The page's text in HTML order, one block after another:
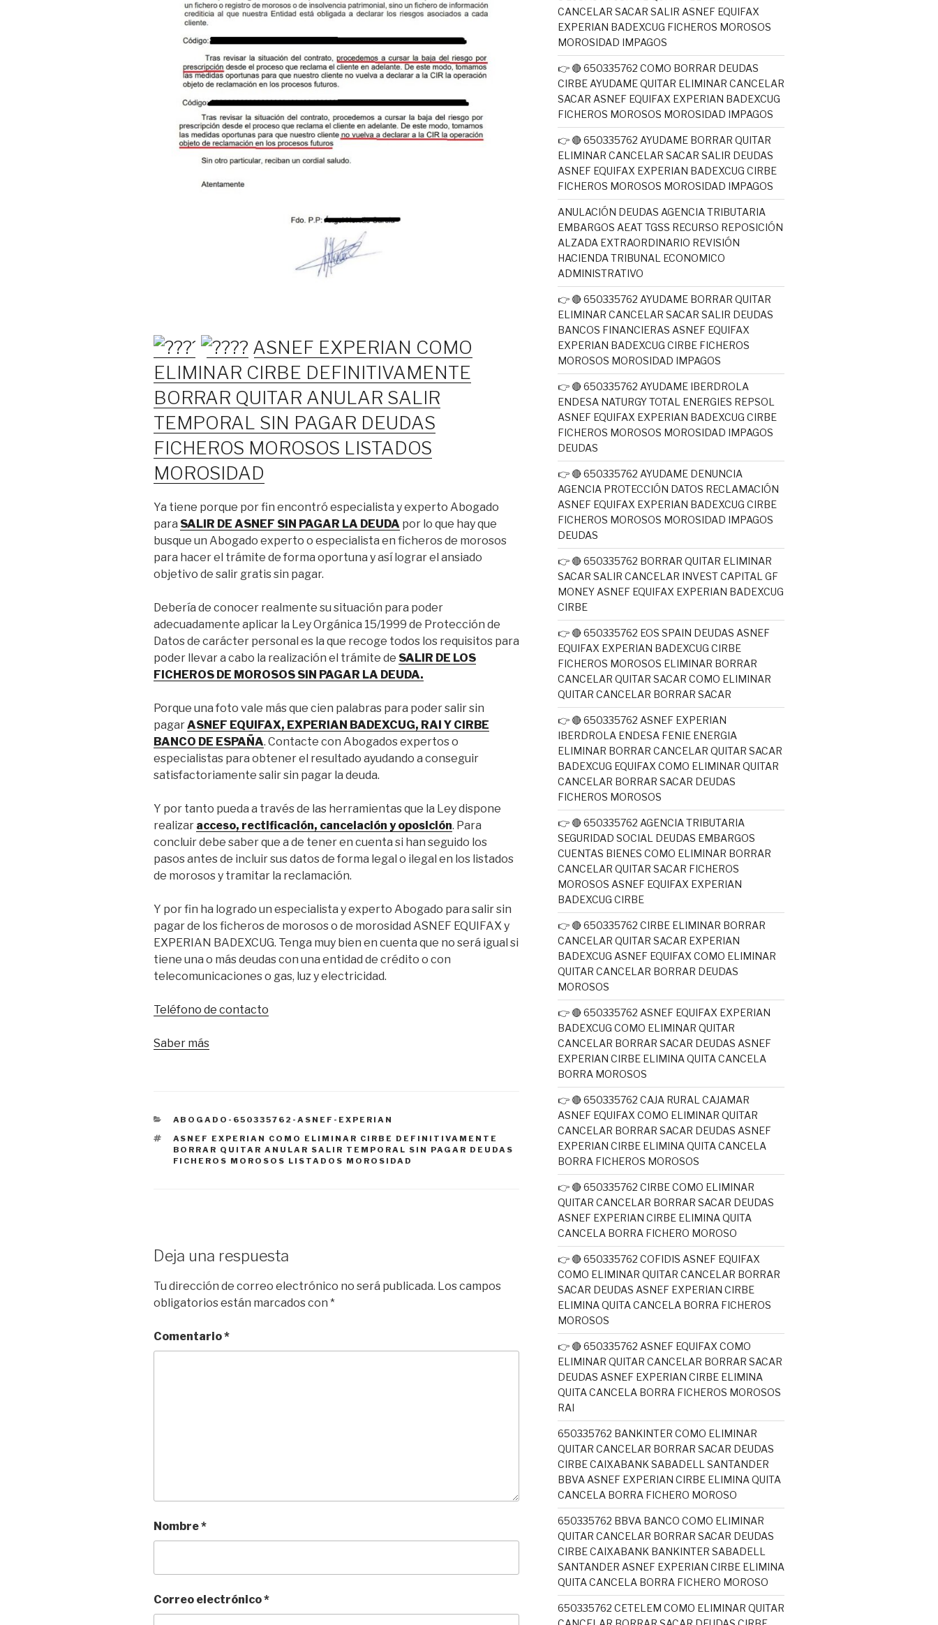
ASNEF EXPERIAN COMO
ELIMINAR CIRBE DEFINITIVAMENTE
BORRAR QUITAR ANULAR SALIR
TEMPORAL SIN PAGAR DEUDAS
FICHEROS MOROSOS LISTADOS
MOROSIDAD
Ya tiene porque por fin encontró especialista y experto Abogado
para SALIR DE ASNEF SIN PAGAR LA DEUDA por lo que hay que
busque un Abogado experto o especialista en ficheros de morosos
para hacer el trámite de forma oportuna y así lograr el ansiado
objetivo de salir gratis sin pagar.
Debería de conocer realmente su situación para poder
adecuadamente aplicar la Ley Orgánica 15/1999 de Protección de
Datos de carácter personal es la que recoge todos los requisitos para
poder llevar a cabo la realización el trámite de SALIR DE LOS
FICHEROS DE MOROSOS SIN PAGAR LA DEUDA.
Porque una foto vale más que cien palabras para poder salir sin
pagarASNEF EQUIFAX, EXPERIAN BADEXCUG, RAI Y CIRBE
BANCO DE ESPAÑA. Contacte con Abogados expertos o
especialistas para obtener el resultado ayudando a conseguir
satisfactoriamente salir sin pagar la deuda.
Y por tanto pueda a través de las herramientas que la Ley dispone
realizar acceso, rectificación, cancelación y oposición. Para
concluir debe saber que a de tener en cuenta si han seguido los
pasos antes de incluir sus datos de forma legal o ilegal en los listados
de morosos y tramitar la reclamación.
Y por fin ha logrado un especialista y experto Abogado para salir sin
pagar de los ficheros de morosos o de morosidad ASNEF EQUIFAX y
EXPERIAN BADEXCUG. Tenga muy bien en cuenta que no será igual si
tiene una o más deudas con una entidad de crédito o con
telecomunicaciones o gas, luz y electricidad.
Teléfono de contacto
Saber más
CATEGORÍAS
ABOGADO-650335762-ASNEF-EXPERIAN
ETIQUETAS
ASNEF EXPERIAN COMO ELIMINAR CIRBE DEFINITIVAMENTE
BORRAR QUITAR ANULAR SALIR TEMPORAL SIN PAGAR DEUDAS
FICHEROS MOROSOS LISTADOS MOROSIDAD
Deja una respuesta
Tu dirección de correo electrónico no será publicada. Los campos
obligatorios están marcados con *
Comentario*
Nombre*
Correo electrónico*
CANCELAR SACAR SALIR ASNEF EQUIFAX
EXPERIAN BADEXCUG FICHEROS MOROSOS
MOROSIDAD IMPAGOS
👉 🔴 650335762 COMO BORRAR DEUDAS
CIRBE AYUDAME QUITAR ELIMINAR CANCELAR
SACAR ASNEF EQUIFAX EXPERIAN BADEXCUG
FICHEROS MOROSOS MOROSIDAD IMPAGOS
👉 🔴 650335762 AYUDAME BORRAR QUITAR
ELIMINAR CANCELAR SACAR SALIR DEUDAS
ASNEF EQUIFAX EXPERIAN BADEXCUG CIRBE
FICHEROS MOROSOS MOROSIDAD IMPAGOS
ANULACIÓN DEUDAS AGENCIA TRIBUTARIA
EMBARGOS AEAT TGSS RECURSO REPOSICIÓN
ALZADA EXTRAORDINARIO REVISIÓN
HACIENDA TRIBUNAL ECONOMICO
ADMINISTRATIVO
👉 🔴 650335762 AYUDAME BORRAR QUITAR
ELIMINAR CANCELAR SACAR SALIR DEUDAS
BANCOS FINANCIERAS ASNEF EQUIFAX
EXPERIAN BADEXCUG CIRBE FICHEROS
MOROSOS MOROSIDAD IMPAGOS
👉 🔴 650335762 AYUDAME IBERDROLA
ENDESA NATURGY TOTAL ENERGIES REPSOL
ASNEF EQUIFAX EXPERIAN BADEXCUG CIRBE
FICHEROS MOROSOS MOROSIDAD IMPAGOS
DEUDAS
👉 🔴 650335762 AYUDAME DENUNCIA
AGENCIA PROTECCIÓN DATOS RECLAMACIÓN
ASNEF EQUIFAX EXPERIAN BADEXCUG CIRBE
FICHEROS MOROSOS MOROSIDAD IMPAGOS
DEUDAS
👉 🔴 650335762 BORRAR QUITAR ELIMINAR
SACAR SALIR CANCELAR INVEST CAPITAL GF
MONEY ASNEF EQUIFAX EXPERIAN BADEXCUG
CIRBE
👉 🔴 650335762 EOS SPAIN DEUDAS ASNEF
EQUIFAX EXPERIAN BADEXCUG CIRBE
FICHEROS MOROSOS ELIMINAR BORRAR
CANCELAR QUITAR SACAR COMO ELIMINAR
QUITAR CANCELAR BORRAR SACAR
👉 🔴 650335762 ASNEF EXPERIAN
IBERDROLA ENDESA FENIE ENERGIA
ELIMINAR BORRAR CANCELAR QUITAR SACAR
BADEXCUG EQUIFAX COMO ELIMINAR QUITAR
CANCELAR BORRAR SACAR DEUDAS
FICHEROS MOROSOS
👉 🔴 650335762 AGENCIA TRIBUTARIA
SEGURIDAD SOCIAL DEUDAS EMBARGOS
CUENTAS BIENES COMO ELIMINAR BORRAR
CANCELAR QUITAR SACAR FICHEROS
MOROSOS ASNEF EQUIFAX EXPERIAN
BADEXCUG CIRBE
👉 🔴 650335762 CIRBE ELIMINAR BORRAR
CANCELAR QUITAR SACAR EXPERIAN
BADEXCUG ASNEF EQUIFAX COMO ELIMINAR
QUITAR CANCELAR BORRAR DEUDAS
MOROSOS
👉 🔴 650335762 ASNEF EQUIFAX EXPERIAN
BADEXCUG COMO ELIMINAR QUITAR
CANCELAR BORRAR SACAR DEUDAS ASNEF
EXPERIAN CIRBE ELIMINA QUITA CANCELA
BORRA MOROSOS
👉 🔴 650335762 CAJA RURAL CAJAMAR
ASNEF EQUIFAX COMO ELIMINAR QUITAR
CANCELAR BORRAR SACAR DEUDAS ASNEF
EXPERIAN CIRBE ELIMINA QUITA CANCELA
BORRA FICHEROS MOROSOS
👉 🔴 650335762 CIRBE COMO ELIMINAR
QUITAR CANCELAR BORRAR SACAR DEUDAS
ASNEF EXPERIAN CIRBE ELIMINA QUITA
CANCELA BORRA FICHERO MOROSO
👉 🔴 650335762 COFIDIS ASNEF EQUIFAX
COMO ELIMINAR QUITAR CANCELAR BORRAR
SACAR DEUDAS ASNEF EXPERIAN CIRBE
ELIMINA QUITA CANCELA BORRA FICHEROS
MOROSOS
👉 🔴 650335762 ASNEF EQUIFAX COMO
ELIMINAR QUITAR CANCELAR BORRAR SACAR
DEUDAS ASNEF EXPERIAN CIRBE ELIMINA
QUITA CANCELA BORRA FICHEROS MOROSOS
RAI
650335762 BANKINTER COMO ELIMINAR
QUITAR CANCELAR BORRAR SACAR DEUDAS
CIRBE CAIXABANK SABADELL SANTANDER
BBVA ASNEF EXPERIAN CIRBE ELIMINA QUITA
CANCELA BORRA FICHERO MOROSO
650335762 BBVA BANCO COMO ELIMINAR
QUITAR CANCELAR BORRAR SACAR DEUDAS
CIRBE CAIXABANK BANKINTER SABADELL
SANTANDER ASNEF EXPERIAN CIRBE ELIMINA
QUITA CANCELA BORRA FICHERO MOROSO
650335762 CETELEM COMO ELIMINAR QUITAR